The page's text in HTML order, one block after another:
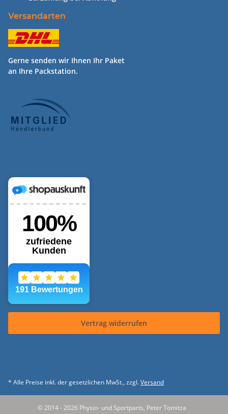
Versandarten
Gerne senden wir Ihnen Ihr Paket
an Ihre Packstation.
Vertrag widerrufen
* Alle Preise inkl. der gesetzlichen MwSt., zzgl.Versand
© 2014 - 2026 Physio- und Sportparts, Peter Tomitza